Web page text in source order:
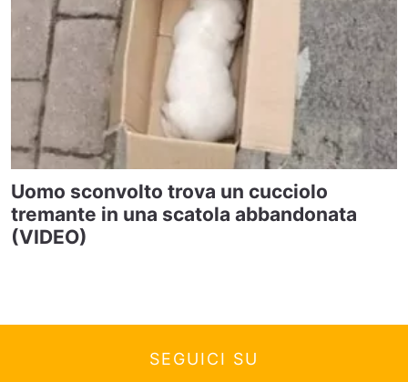
Uomo sconvolto trova un cucciolo
tremante in una scatola abbandonata
(VIDEO)
SEGUICI SU